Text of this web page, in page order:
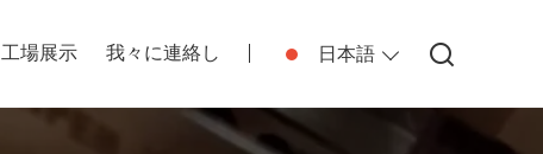
日本語
工場展示 我々に連絡し